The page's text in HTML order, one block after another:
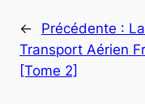
← Précédente :
Transport Aérien
[Tome 2]